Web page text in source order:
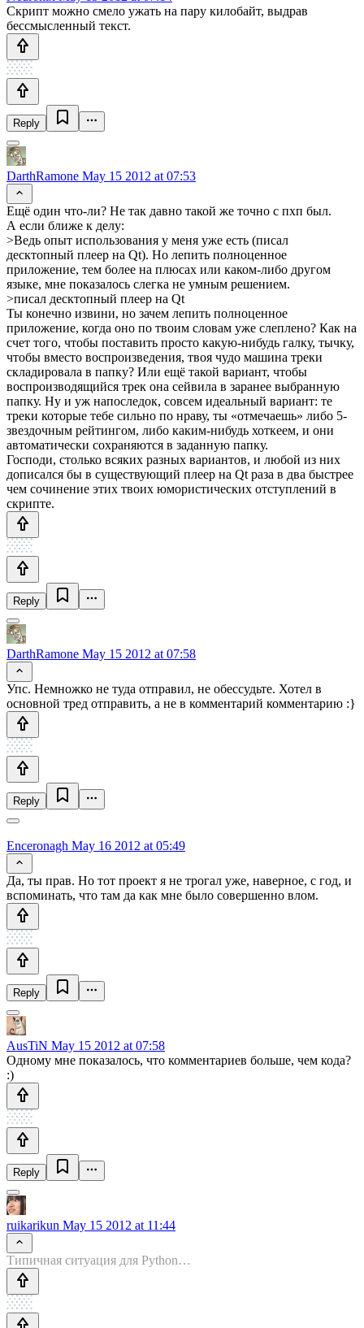
Скрипт можно смело ужать на пару килобайт, выдрав
бессмысленный текст.
Reply
DarthRamone May 15 2012 at 07:53
Ещё один что-ли? Не так давно такой же точно с пхп был.
А если ближе к делу:
>Ведь опыт использования у меня уже есть (писал
десктопный плеер на Qt). Но лепить полноценное
приложение, тем более на плюсах или каком-либо другом
языке, мне показалось слегка не умным решением.
>писал десктопный плеер на Qt
Ты конечно извини, но зачем лепить полноценное
приложение, когда оно по твоим словам уже слеплено? Как на
счет того, чтобы поставить просто какую-нибудь галку, тычку,
чтобы вместо воспроизведения, твоя чудо машина треки
складировала в папку? Или ещё такой вариант, чтобы
воспроизводящийся трек она сейвила в заранее выбранную
папку. Ну и уж напоследок, совсем идеальный вариант: те
треки которые тебе сильно по нраву, ты «отмечаешь» либо 5-
звездочным рейтингом, либо каким-нибудь хоткеем, и они
автоматически сохраняются в заданную папку.
Господи, столько всяких разных вариантов, и любой из них
дописался бы в существующий плеер на Qt раза в два быстрее
чем сочинение этих твоих юмористических отступлений в
скрипте.
Reply
DarthRamone May 15 2012 at 07:58
Упс. Немножко не туда отправил, не обессудьте. Хотел в
основной тред отправить, а не в комментарий комментарию :}
Reply
Enceronagh May 16 2012 at 05:49
Да, ты прав. Но тот проект я не трогал уже, наверное, с год, и
вспоминать, что там да как мне было совершенно влом.
Reply
AusTiN May 15 2012 at 07:58
Одному мне показалось, что комментариев больше, чем кода?
:)
Reply
ruikarikun May 15 2012 at 11:44
Типичная ситуация для Python…